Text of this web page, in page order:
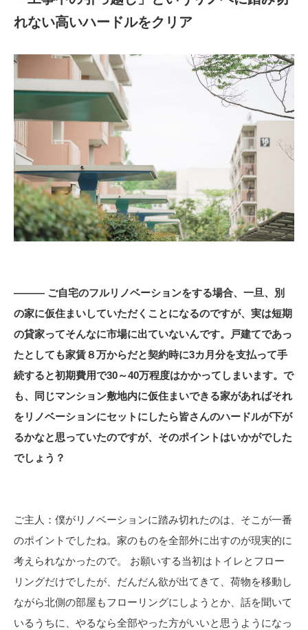
れない高いハードルをクリア
――― ご自宅のフルリノベーションをする場合、一旦、別
の家に仮住まいしていただくことになるのですが、実は短期
の貸家ってそんなに市場に出ていないんです。戸建てであっ
たとしても家賃８万からだと契約時に3カ月分を支払って手
続すると初期費用で30～40万程度はかかってしまいます。で
も、同じマンション敷地内に仮住まいできる家があればそれ
をリノベーションにセットにしたら皆さんのハードルが下が
るかなと思っていたのですが、そのポイントはいかがでした
でしょう？
ご主人：僕がリノベーションに踏み切れたのは、そこが一番
のポイントでしたね。家のものを全部外に出すのが現実的に
考えられなかったので。 お願いする当初はトイレとフロー
リングだけでしたが、だんだん欲が出てきて、荷物を移動し
ながら北側の部屋もフローリングにしようとか、話を聞いて
いるうちに、やるなら全部やった方がいいと思うようになっ